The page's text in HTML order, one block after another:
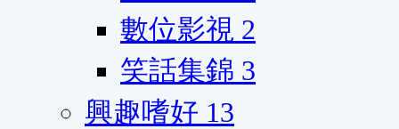
數位影視 2
笑話集錦 3
興趣嗜好 13